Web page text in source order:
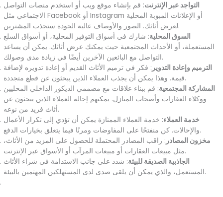
التواجد عبر الإنترنت: قم بإنشاء موقع ويب أو استخدم منصات التواصل
الاجتماعي مثل Facebook أو Instagram أو الإعلانات المبوبة المحلية
لعرض أثاثك. الصور والأوصاف عالية الجودة ستجذب المشترين.
السوق المحلية: شارك في أسواق التوفير المحلية، أو أسواق السلع
المستعملة، أو الأحداث المجتمعية حيث يمكنك عرض أثاثك. يمكن أن يساعد
التواصل مع البائعين الآخرين أيضًا في زيادة مدى وصولك.
الترميم وإعادة التدوير : فكر في ترميم الأثاث القديم أو إعادة تدويره لإضافة
قيمة. وهذا يمكن أن يجذب العملاء الذين يبحثون عن قطع متجددة.
المشاركة المجتمعية: قم ببناء علاقات مع مصممي الديكور الداخلي المحليين
ووكلاء العقارات وأصحاب المنازل. يمكنهم إحالة العملاء الذين يبحثون عن
أثاث فريد من نوعه.
خدمة العملاء: خدمة العملاء الممتازة يمكن أن تؤدي إلى تكرار الأعمال
والإحالات. كن منفتحًا على المفاوضات ومرنًا فيما يتعلق بخيارات الدفع.
مخزون المصادر : راقب المصادر المحتملة للحصول على المزيد من الأثاث،
مثل مبيعات العقارات أو مبيعات المرآب أو الأسواق عبر الإنترنت.
الجاذبية الصديقة للبيئة: شدد على جانب الاستدامة في شراء الأثاث
المستعمل، والذي يمكن أن يلقى صدى لدى المستهلكين المهتمين بالبيئة.